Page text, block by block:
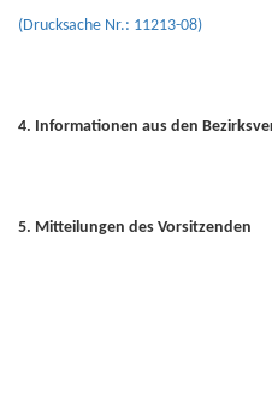
(Drucksache Nr.: 11213-08)
4. Informationen aus den
5. Mitteilungen des Vorsitzenden